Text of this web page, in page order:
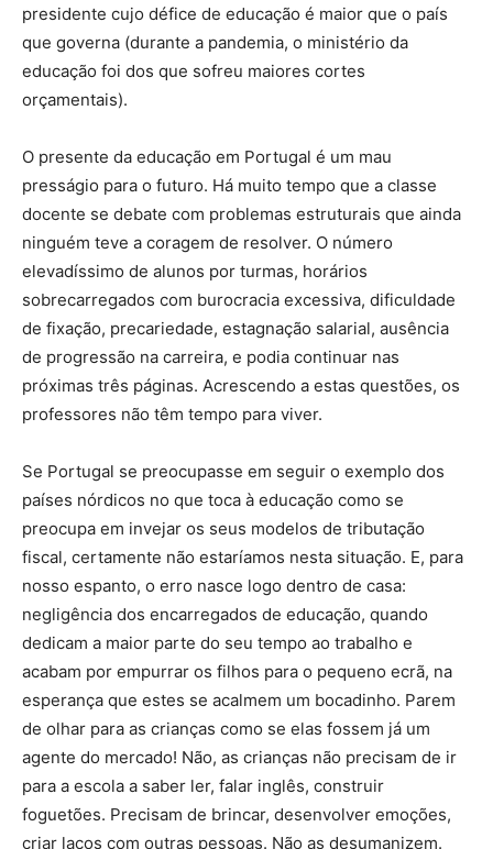
presidente cujo défice de educação é maior que o país
que governa (durante a pandemia, o ministério da
educação foi dos que sofreu maiores cortes
orçamentais).
O presente da educação em Portugal é um mau
presságio para o futuro. Há muito tempo que a classe
docente se debate com problemas estruturais que ainda
ninguém teve a coragem de resolver. O número
elevadíssimo de alunos por turmas, horários
sobrecarregados com burocracia excessiva, dificuldade
de fixação, precariedade, estagnação salarial, ausência
de progressão na carreira, e podia continuar nas
próximas três páginas. Acrescendo a estas questões, os
professores não têm tempo para viver.
Se Portugal se preocupasse em seguir o exemplo dos
países nórdicos no que toca à educação como se
preocupa em invejar os seus modelos de tributação
fiscal, certamente não estaríamos nesta situação. E, para
nosso espanto, o erro nasce logo dentro de casa:
negligência dos encarregados de educação, quando
dedicam a maior parte do seu tempo ao trabalho e
acabam por empurrar os filhos para o pequeno ecrã, na
esperança que estes se acalmem um bocadinho. Parem
de olhar para as crianças como se elas fossem já um
agente do mercado! Não, as crianças não precisam de ir
para a escola a saber ler, falar inglês, construir
foguetões. Precisam de brincar, desenvolver emoções,
criar laços com outras pessoas. Não as desumanizem.